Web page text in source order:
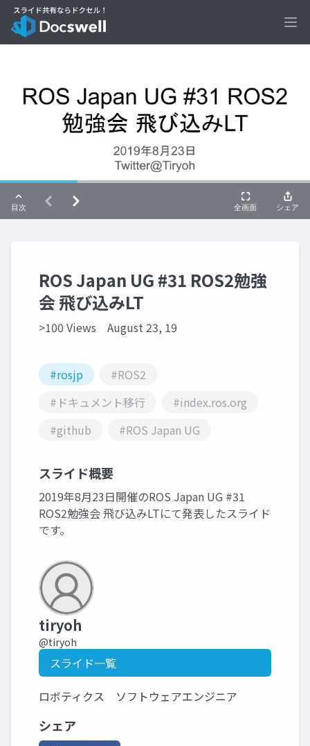
ROS Japan UG #31 ROS2勉強
会 飛び込みLT
>100 Views August 23, 19
#rosjp
#ROS2
#ドキュメント移行
#index.ros.org
#github
#ROS Japan UG
スライド概要
2019年8月23日開催のROS Japan UG #31
ROS2勉強会 飛び込みLTにて発表したスライド
です。
tiryoh
@tiryoh
スライド一覧
ロボティクス ソフトウェアエンジニア
シェア